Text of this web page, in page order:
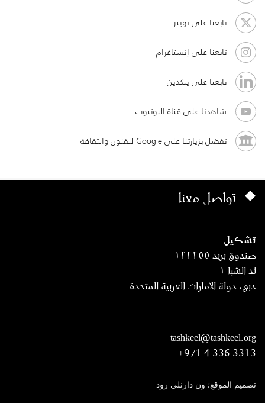
تابعنا على تويتر
تابعنا على إنستاغرام
تابعنا على ينكدين
شاهدنا على قناة اليوتيوب
تفضل بزيارتنا على Google للفنون والثقافة
تواصل معنا
تشكيل
صندوق بريد ١٢٢٢٥٥
ند الشبا ١
دبي، دولة الامارات العربية المتحدة
tashkeel@tashkeel.org
+971 4 336 3313
تصميم الموقع: ون دارنلي رود